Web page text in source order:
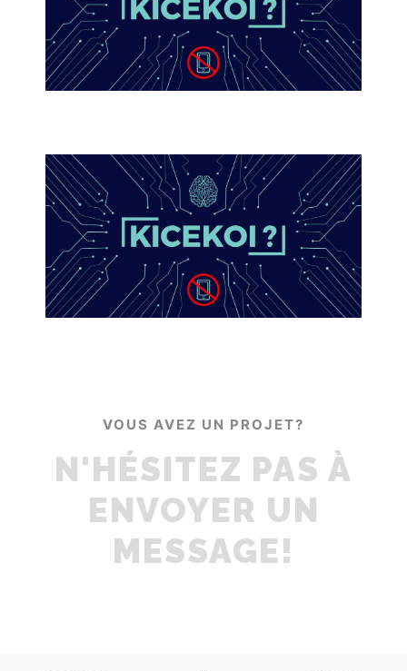
VOUS AVEZ UN PROJET?
N'HÉSITEZ PAS À
ENVOYER UN
MESSAGE!